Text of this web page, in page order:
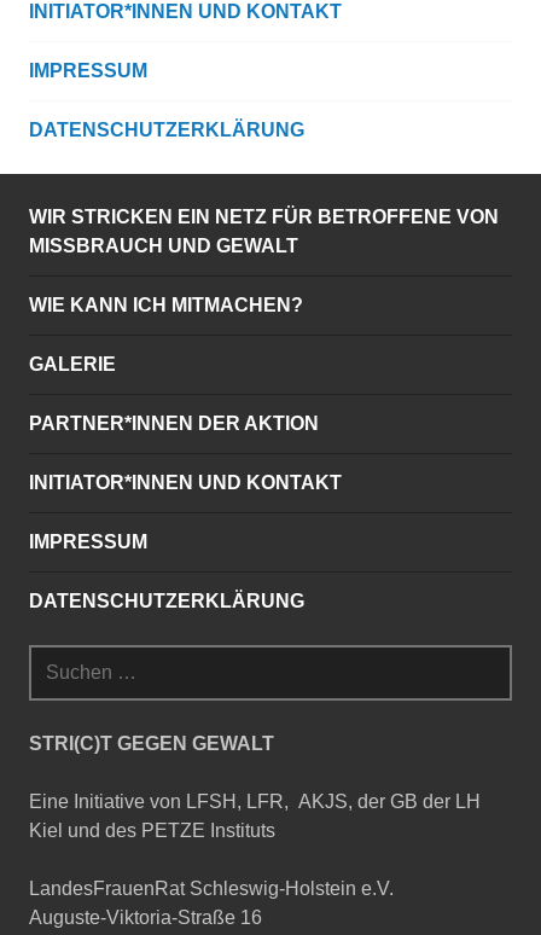
INITIATOR*INNEN UND KONTAKT
IMPRESSUM
DATENSCHUTZERKLÄRUNG
WIR STRICKEN EIN NETZ FÜR BETROFFENE VON
MISSBRAUCH UND GEWALT
WIE KANN ICH MITMACHEN?
GALERIE
PARTNER*INNEN DER AKTION
INITIATOR*INNEN UND KONTAKT
IMPRESSUM
DATENSCHUTZERKLÄRUNG
STRI(C)T GEGEN GEWALT
Eine Initiative von LFSH, LFR, AKJS, der GB der LH
Kiel und des PETZE Instituts
LandesFrauenRat Schleswig-Holstein e.V.
Auguste-Viktoria-Straße 16